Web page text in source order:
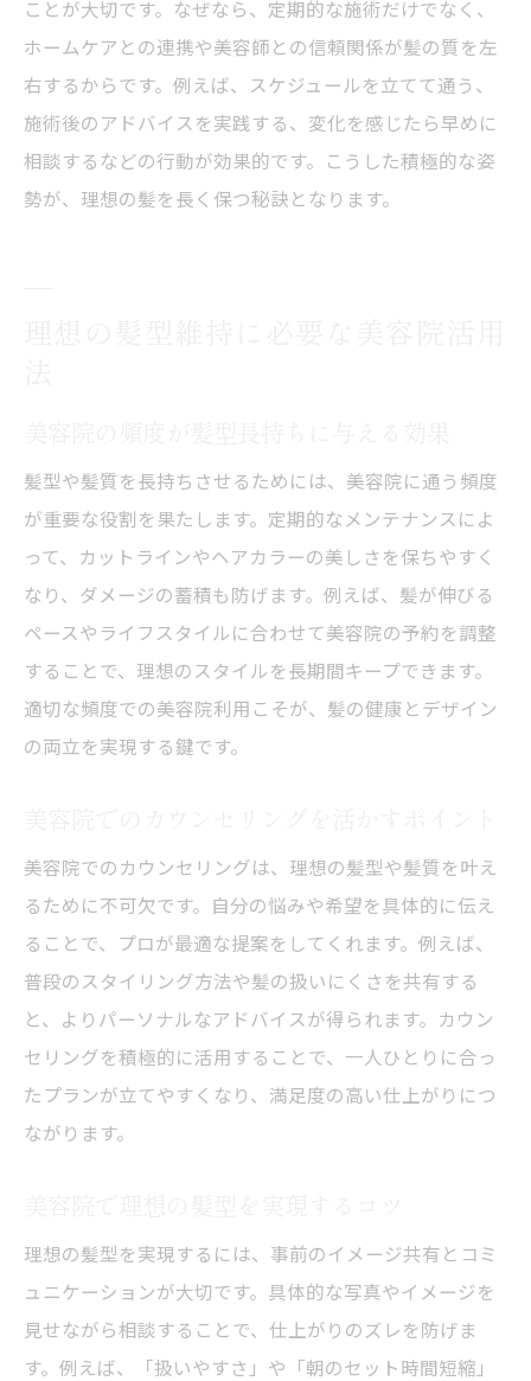
美容院でアドバイスを受ける伸ばし方のコ
ツ
美容院と自宅ケアで伸ばし中の髪を守る
美容院の手入れ料金とコスパ重視の賢い通い方
美容院の料金体系を知り賢く選ぶポイント
る
美容院通いを無理なく継続するための予算
管理
女性におすすめの美容院メンテナンス方法とは
美容院で女性が取り入れたいケア方法
方法
女性の髪悩みを美容院で解決するコツ
美容院活用で女性の美髪を長持ちさせる秘
訣
ことが大切です。なぜなら、定期的な施術だけでなく、
ホームケアとの連携や美容師との信頼関係が髪の質を左
右するからです。例えば、スケジュールを立てて通う、
施術後のアドバイスを実践する、変化を感じたら早めに
相談するなどの行動が効果的です。こうした積極的な姿
勢が、理想の髪を長く保つ秘訣となります。
髪型や髪質を長持ちさせるためには、美容院に通う頻度
が重要な役割を果たします。定期的なメンテナンスによ
って、カットラインやヘアカラーの美しさを保ちやすく
なり、ダメージの蓄積も防げます。例えば、髪が伸びる
ペースやライフスタイルに合わせて美容院の予約を調整
することで、理想のスタイルを長期間キープできます。
適切な頻度での美容院利用こそが、髪の健康とデザイン
の両立を実現する鍵です。
美容院でのカウンセリングは、理想の髪型や髪質を叶え
るために不可欠です。自分の悩みや希望を具体的に伝え
ることで、プロが最適な提案をしてくれます。例えば、
普段のスタイリング方法や髪の扱いにくさを共有する
と、よりパーソナルなアドバイスが得られます。カウン
セリングを積極的に活用することで、一人ひとりに合っ
たプランが立てやすくなり、満足度の高い仕上がりにつ
ながります。
理想の髪型を実現するには、事前のイメージ共有とコミ
ュニケーションが大切です。具体的な写真やイメージを
見せながら相談することで、仕上がりのズレを防げま
す。例えば、「扱いやすさ」や「朝のセット時間短縮」